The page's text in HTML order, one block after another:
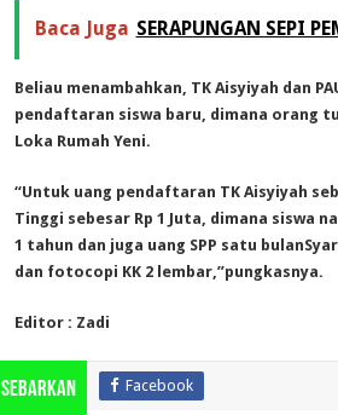
Baca Juga SERAPUNGAN SEPI
Beliau menambahkan, TK Aisyiyah dan
pendaftaran siswa baru, dimana orang
Loka Rumah Yeni.
“Untuk uang pendaftaran TK Aisyiyah
Tinggi sebesar Rp 1 Juta, dimana siswa
1 tahun dan juga uang SPP satu
dan fotocopi KK 2 lembar,”pungkasnya.
Editor : Zadi
Sebarkan Facebook